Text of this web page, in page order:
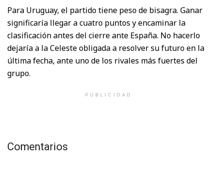
Para Uruguay, el partido tiene peso de bisagra. Ganar
significaría llegar a cuatro puntos y encaminar la
clasificación antes del cierre ante España. No hacerlo
dejaría a la Celeste obligada a resolver su futuro en la
última fecha, ante uno de los rivales más fuertes del
grupo.
PUBLICIDAD
Comentarios